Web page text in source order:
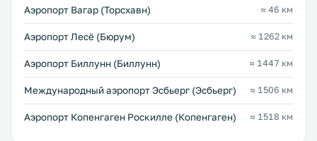
Аэропорт Вагар (Торсхавн) ≈ 46 км
Аэропорт Лесё (Бюрум) ≈ 1262 км
Аэропорт Биллунн (Биллунн) ≈ 1447 км
Междунарoдный аэропорт Эсбьерг (Эсбьерг) ≈ 1506 км
Аэропорт Копенгаген Роскилле (Копенгаген) ≈ 1518 км